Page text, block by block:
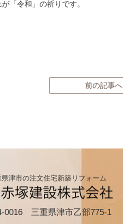
「令和」の祈りです。
前の記事へ
県津市の注文住宅新築リフォーム
0016 三重県津市乙部775-1